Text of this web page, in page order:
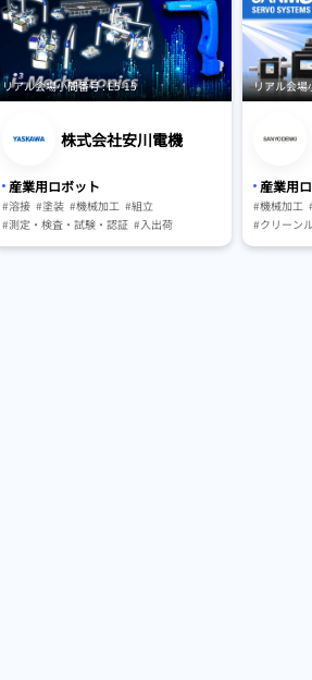
リアル会場小間番号 : E5-15
株式会社安川電機
産業用ロボット
#溶接 #塗装 #機械加工 #組立
#測定・検査・試験・認証 #入出荷
#マテリアルハンドリング・搬送
リアル会場
産業用
#機械加工
#クリーン
#測定・検